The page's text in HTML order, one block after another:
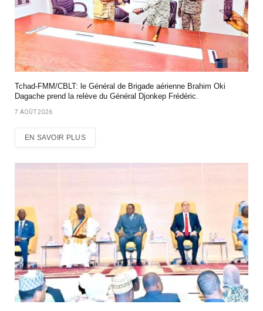
Tchad-FMM/CBLT: le Général de Brigade aérienne Brahim Oki
Dagache prend la relève du Général Djonkep Frédéric.
7 AOÛT 2026
EN SAVOIR PLUS